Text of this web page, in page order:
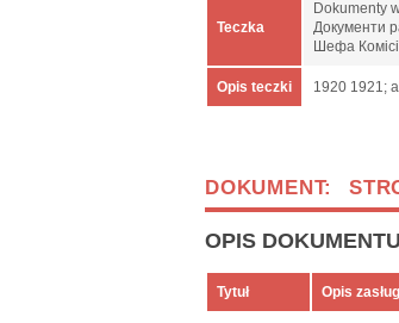
Teczka
Dokumenty
Документи
Шефа
Opis teczki 1920 1921;
DOKUMENT:
OPIS DOKUMENTU
Tytuł Opis